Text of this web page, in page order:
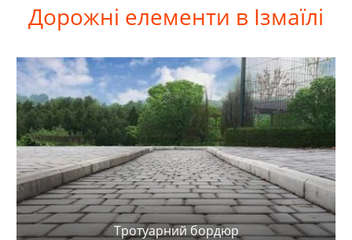
Дорожні елементи в Ізмаїлі
Тротуарний бордюр